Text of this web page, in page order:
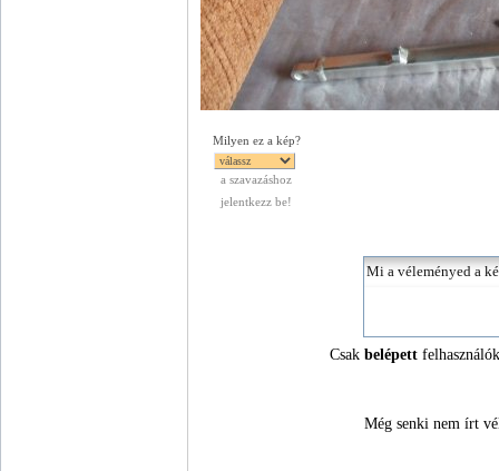
Milyen ez a kép?
a szavazáshoz
jelentkezz be!
Csakbelépett
Még senki nem írt